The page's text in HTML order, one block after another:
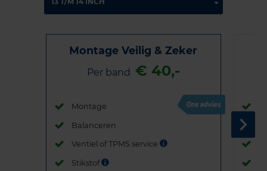
Montage Veilig & Zeker
Per band € 40,-
Montage
Balanceren
Ventiel of TPMS service
Stikstof